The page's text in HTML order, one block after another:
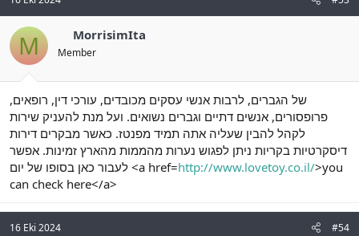
M MorrisimIta
Member
של הגברים, לרבות אנשי עסקים מכובדים, עורכי דין, רופאים,
פרופסורים, אנשים דתיים וגברים נשואים. ועל מנת להעניק שירות
לקהל להבין שעליה אתה תמיד מפנטז. כאשר מבקרים דירות
דיסקרטיות בקריות ניתן לפגוש נערות מהממות מהארץ זמינות. אפשר
לעבור כאן בסופו של יום <a href=http://www.lovetoy.co.il/>you
can check here</a>
16 Eki 2024 #54